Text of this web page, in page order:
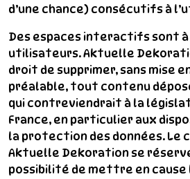
d’une chance) consécutifs à
Des espaces interactifs sont
utilisateurs. Aktuelle
droit de supprimer, sans mise
préalable, tout contenu
qui contreviendrait à la
France, en particulier aux
la protection des données. Le
Aktuelle Dekoration se
possibilité de mettre en